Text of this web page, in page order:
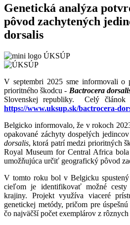
Genetická analýza
pôvod zachytených
dorsalis
V septembri 2025 sme informovali o
prioritného škodcu - Bactrocera
Slovenskej republiky. Celý článok
https://www.uksup.sk/bactrocera-
Belgicko informovalo, že v rokoch
opakované záchyty dospelých
dorsalis, ktorá patrí medzi prioritných
Royal Museum for Central Africa
umožňujúca určiť geografický pôvod
V tomto roku bol v Belgicku
cieľom je identifikovať možné cesty
krajiny. Projekt využíva viaceré
genetickej metódy, pričom pre
čo najväčší počet exemplárov z